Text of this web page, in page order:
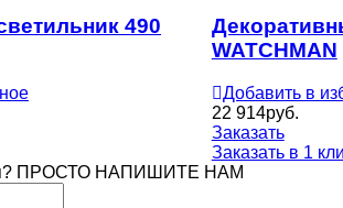
490
WATCHMAN
Добавить в
22 914руб.
Заказать
Заказать в 1
ПРОСТО НАПИШИТЕ НАМ